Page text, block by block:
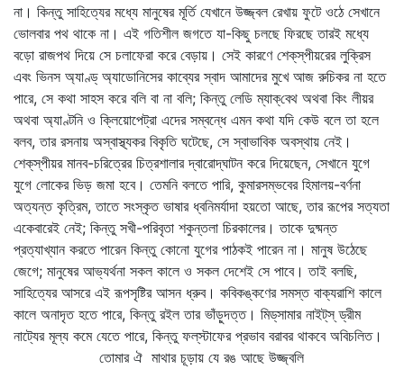
না। কিন্তু সাহিত্যের মধ্যে মানুষের মূর্তি যেখানে উজ্জ্বল রেখায় ফুটে ওঠে সেখানে
ভোলবার পথ থাকে না। এই গতিশীল জগতে যা-কিছু চলছে ফিরছে তারই মধ্যে
বড়ো রাজপথ দিয়ে সে চলাফেরা করে বেড়ায়। সেই কারণে শেক্‌স্‌পীয়রের লুক্রিস
এবং ভিনস অ্যাণ্ড্‌ অ্যাডোনিসের কাব্যের স্বাদ আমাদের মুখে আজ রুচিকর না হতে
পারে, সে কথা সাহস করে বলি বা না বলি; কিন্তু লেডি ম্যাক্‌বেথ অথবা কিং লীয়র
অথবা অ্যাণ্টনি ও ক্লিয়োপেট্রা এদের সম্বন্ধে এমন কথা যদি কেউ বলে তা হলে
বলব, তার রসনায় অস্বাস্থ্যকর বিকৃতি ঘটেছে, সে স্বাভাবিক অবস্থায় নেই।
শেক্‌স্‌পীয়র মানব-চরিত্রের চিত্রশালার দ্বারোদ্‌ঘাটন করে দিয়েছেন, সেখানে যুগে
যুগে লোকের ভিড় জমা হবে। তেমনি বলতে পারি, কুমারসম্ভবের হিমালয়-বর্ণনা
অত্যন্ত কৃত্রিম, তাতে সংস্কৃত ভাষার ধ্বনিমর্যাদা হয়তো আছে, তার রূপের সত্যতা
একেবারেই নেই; কিন্তু সখী-পরিবৃতা শকুন্তলা চিরকালের। তাকে দুষ্মন্ত
প্রত্যাখ্যান করতে পারেন কিন্তু কোনো যুগের পাঠকই পারেন না। মানুষ উঠেছে
জেগে; মানুষের আভ্যর্থনা সকল কালে ও সকল দেশেই সে পাবে। তাই বলছি,
সাহিত্যের আসরে এই রূপসৃষ্টির আসন ধ্রুব। কবিকঙ্কণের সমস্ত বাক্যরাশি কালে
কালে অনাদৃত হতে পারে, কিন্তু রইল তার ভাঁড়ুদত্ত। মিড্‌সামার নাইট্‌স্‌ ড্রীম
নাট্যের মূল্য কমে যেতে পারে, কিন্তু ফল্‌স্টাফের প্রভাব বরাবর থাকবে অবিচলিত।
তোমার ঐ মাথার চূড়ায় যে রঙ আছে উজ্জ্বলি